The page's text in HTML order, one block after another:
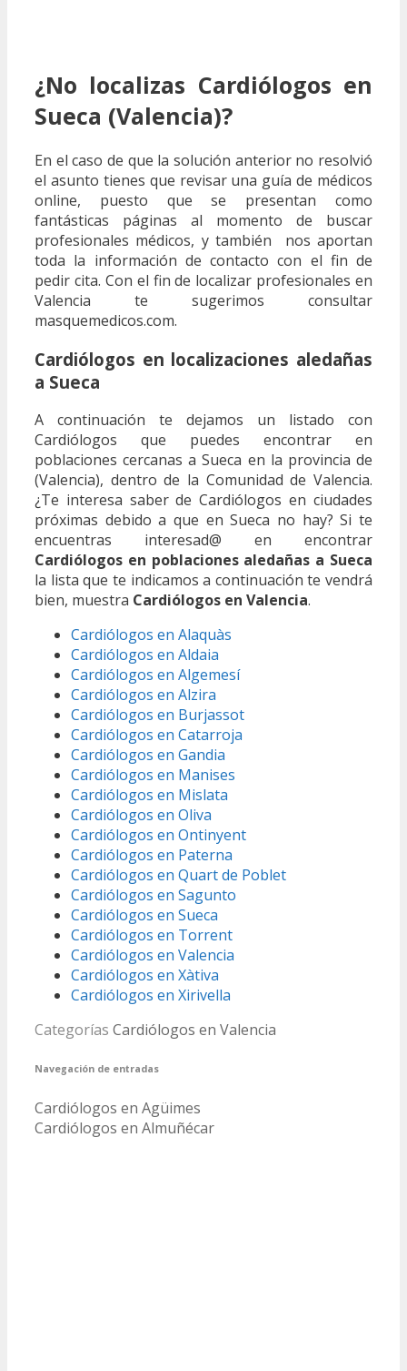
¿No localizas Cardiólogos en
Sueca (Valencia)?
En el caso de que la solución anterior no resolvió
el asunto tienes que revisar una guía de médicos
online, puesto que se presentan como
fantásticas páginas al momento de buscar
profesionales médicos, y también nos aportan
toda la información de contacto con el fin de
pedir cita. Con el fin de localizar profesionales en
Valencia te sugerimos consultar
masquemedicos.com.
Cardiólogos en localizaciones aledañas
a Sueca
A continuación te dejamos un listado con
Cardiólogos que puedes encontrar en
poblaciones cercanas a Sueca en la provincia de
(Valencia), dentro de la Comunidad de Valencia.
¿Te interesa saber de Cardiólogos en ciudades
próximas debido a que en Sueca no hay? Si te
encuentras interesad@ en encontrar
Cardiólogos en poblaciones aledañas a Sueca
la lista que te indicamos a continuación te vendrá
bien, muestra Cardiólogos en Valencia.
Cardiólogos en Alaquàs
Cardiólogos en Aldaia
Cardiólogos en Algemesí
Cardiólogos en Alzira
Cardiólogos en Burjassot
Cardiólogos en Catarroja
Cardiólogos en Gandia
Cardiólogos en Manises
Cardiólogos en Mislata
Cardiólogos en Oliva
Cardiólogos en Ontinyent
Cardiólogos en Paterna
Cardiólogos en Quart de Poblet
Cardiólogos en Sagunto
Cardiólogos en Sueca
Cardiólogos en Torrent
Cardiólogos en Valencia
Cardiólogos en Xàtiva
Cardiólogos en Xirivella
Categorías Cardiólogos en Valencia
Navegación de entradas
Cardiólogos en Agüimes
Cardiólogos en Almuñécar